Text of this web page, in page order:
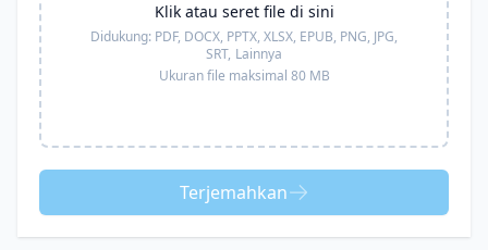
Klik atau seret file di sini
Didukung: PDF, DOCX, PPTX, XLSX, EPUB, PNG, JPG,
SRT, Lainnya
Ukuran file maksimal 80 MB
Terjemahkan